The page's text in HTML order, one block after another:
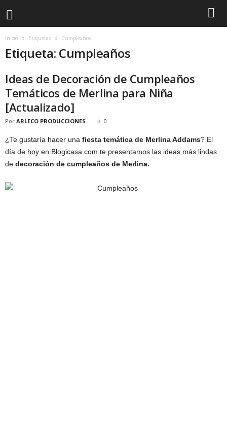
Inicio Etiquetas Cumpleaños
Etiqueta: Cumpleaños
Ideas de Decoración de Cumpleaños
Temáticos de Merlina para Niña
[Actualizado]
Por ARLECO PRODUCCIONES 0
¿Te gustaría hacer una fiesta temática de Merlina Addams? El
día de hoy en Blogicasa.com te presentamos las ideas más lindas
de decoración de cumpleaños de Merlina.